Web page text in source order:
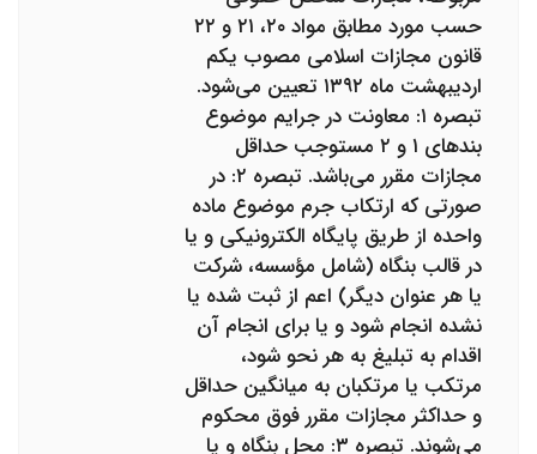
حسب مورد مطابق مواد ۲۰، ۲۱ و ۲۲
قانون مجازات اسلامی مصوب یکم
اردیبهشت ماه ۱۳۹۲ تعیین می‌شود.
تبصره ۱: معاونت در جرایم موضوع
بندهای ۱ و ۲ مستوجب حداقل
مجازات مقرر می‌باشد. تبصره ۲: در
صورتی که ارتکاب جرم موضوع ماده
واحده از طریق پایگاه الکترونیکی و یا
در قالب بنگاه (شامل مؤسسه، شرکت
یا هر عنوان دیگر) اعم از ثبت شده یا
نشده انجام شود و یا برای انجام آن
اقدام به تبلیغ به هر نحو شود،
مرتکب یا مرتکبان به میانگین حداقل
و حداکثر مجازات مقرر فوق محکوم
می‌شوند. تبصره ۳: محل بنگاه و یا